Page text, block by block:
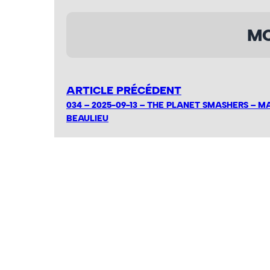
ARTICLE PRÉCÉDENT
034 – 2025-09-13 – THE PLANET SMASHERS –
BEAULIEU